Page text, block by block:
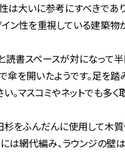
は大いに参考にすべきであ
イン性を重視している建築
書スペースが対になって
傘を開いたようです。足
い。マスコミやネットでも
杉をふんだんに使用して木
には網代編み、ラウンジの